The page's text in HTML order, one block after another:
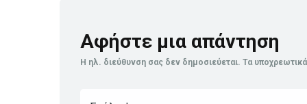
Αφήστε μια απάντηση
Η ηλ. διεύθυνση σας δεν δημοσιεύεται. Τα